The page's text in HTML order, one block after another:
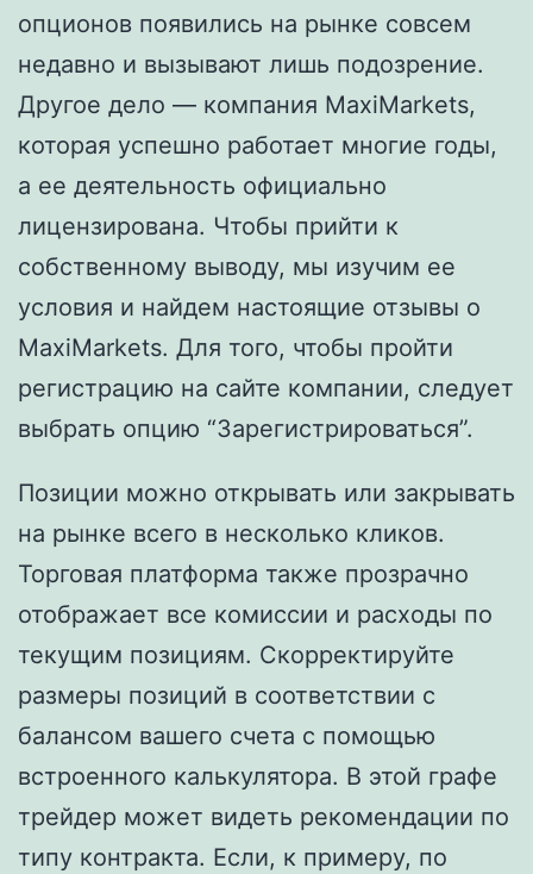
опционов появились на рынке совсем
недавно и вызывают лишь подозрение.
Другое дело — компания MaxiMarkets,
которая успешно работает многие годы,
а ее деятельность официально
лицензирована. Чтобы прийти к
собственному выводу, мы изучим ее
условия и найдем настоящие отзывы о
MaxiMarkets. Для того, чтобы пройти
регистрацию на сайте компании, следует
выбрать опцию “Зарегистрироваться”.
Позиции можно открывать или закрывать
на рынке всего в несколько кликов.
Торговая платформа также прозрачно
отображает все комиссии и расходы по
текущим позициям. Скорректируйте
размеры позиций в соответствии с
балансом вашего счета с помощью
встроенного калькулятора. В этой графе
трейдер может видеть рекомендации по
типу контракта. Если, к примеру, по